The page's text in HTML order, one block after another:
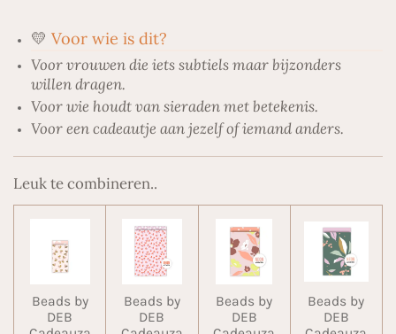
💛 Voor wie is dit?
Voor vrouwen die iets subtiels maar bijzonders
willen dragen.
Voor wie houdt van sieraden met betekenis.
Voor een cadeautje aan jezelf of iemand anders.
Leuk te combineren..
Beads by
DEB
Beads by
DEB
Beads by
DEB
Beads by
DEB